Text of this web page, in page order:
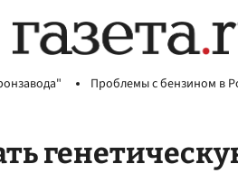
Проблемы с бензином в